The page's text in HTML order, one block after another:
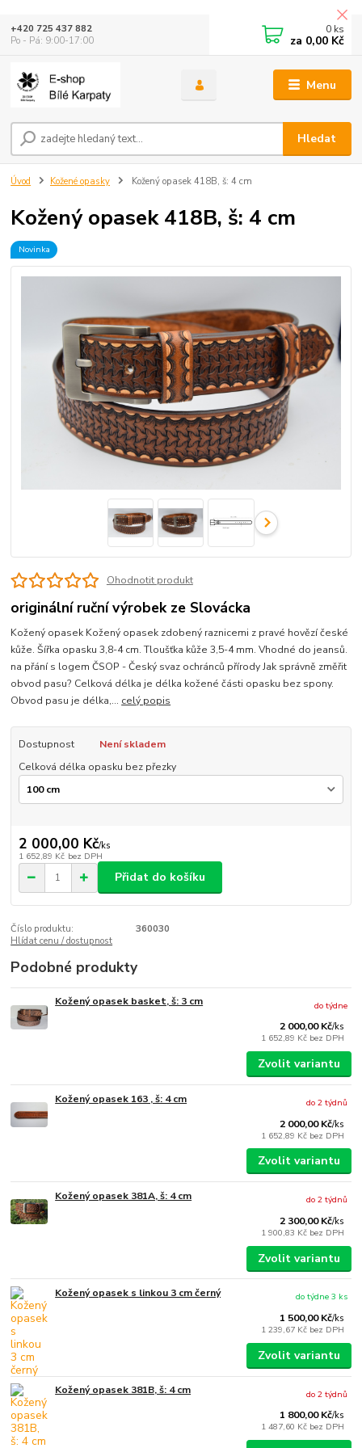
Menu
Hledat
+420 725 437 882
Po - Pá: 9:00-17:00
0 ks
za 0,00 Kč
Úvod Kožené opasky Kožený opasek 418B, š: 4 cm
Kožený opasek 418B, š: 4 cm
Novinka
Ohodnotit produkt
originální ruční výrobek ze Slovácka
Kožený opasek Kožený opasek zdobený raznicemi z pravé hovězí české
kůže. Šířka opasku 3,8-4 cm. Tloušťka kůže 3,5-4 mm. Vhodné do jeansů.
na přání s logem ČSOP - Český svaz ochránců přírody Jak správně změřit
obvod pasu? Celková délka je délka kožené části opasku bez spony.
Obvod pasu je délka,... celý popis
Dostupnost
Není skladem
Celková délka opasku bez přezky
2 000,00 Kč/ks
1 652,89 Kč bez DPH
Přidat do košíku
Číslo produktu:
360030
Hlídat cenu / dostupnost
Podobné produkty
Kožený opasek basket, š: 3 cm
2 000,00 Kč/ks
1 652,89 Kč bez DPH
do týdne
Zvolit variantu
Kožený opasek 163 , š: 4 cm
2 000,00 Kč/ks
1 652,89 Kč bez DPH
do 2 týdnů
Zvolit variantu
Kožený opasek 381A, š: 4 cm
2 300,00 Kč/ks
1 900,83 Kč bez DPH
do 2 týdnů
Zvolit variantu
Kožený opasek s linkou 3 cm černý
1 500,00 Kč/ks
1 239,67 Kč bez DPH
do týdne 3 ks
Zvolit variantu
Kožený opasek 381B, š: 4 cm
1 800,00 Kč/ks
1 487,60 Kč bez DPH
do 2 týdnů